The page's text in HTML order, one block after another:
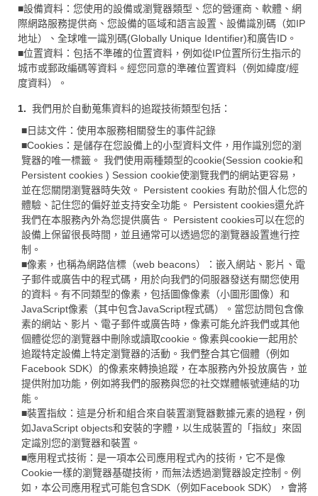
■設備資料：您使用的設備或瀏覽器類型、您的營運商、軟體、網
際網路服務提供商、您設備的區域和語言設置、設備識別碼（如IP
地址）、全球唯一識別碼(Globally Unique Identifier)和廣告ID。
■位置資料：包括不準確的位置資料，例如從IP位置所衍生指示的
城市或郵政編碼等資料。經您同意的準確位置資料（例如緯度/經
度資料）。
我們用於自動蒐集資料的追蹤技術類型包括：
■日誌文件：使用本服務相關發生的事件記錄
■Cookies：是儲存在您設備上的小型資料文件，用作識別您的瀏
覽器的唯一標籤。 我們使用兩種類型的cookie(Session cookie和
Persistent cookies ) Session cookie使瀏覽我們的網站更容易，
並在您關閉瀏覽器時失效。 Persistent cookies 有助於個人化您的
體驗、記住您的偏好並支持安全功能。 Persistent cookies還允許
我們在本服務內外為您提供廣告。 Persistent cookies可以在您的
設備上保留很長時間，並且通常可以透過您的瀏覽器設置進行控
制。
■像素，也稱為網路信標（web beacons）：嵌入網站、影片、電
子郵件或廣告中的程式碼，用於向我們的伺服器發送有關您使用
的資料。有不同類型的像素，包括圖像像素（小圖形圖像）和
JavaScript像素（其中包含JavaScript程式碼）。當您訪問包含像
素的網站、影片、電子郵件或廣告時，像素可能允許我們或其他
個體從您的瀏覽器中刪除或讀取cookie。像素與cookie一起用於
追蹤特定設備上特定瀏覽器的活動。我們整合其它個體（例如
Facebook SDK）的像素來轉換追蹤，在本服務內外投放廣告，並
提供附加功能，例如將我們的服務與您的社交媒體帳號連結的功
能。
■裝置指紋：這是分析和組合來自裝置瀏覽器數據元素的過程，例
如JavaScript objects和安裝的字體，以生成裝置的「指紋」來固
定識別您的瀏覽器和裝置。
■應用程式技術：是一項本公司應用程式內的技術，它不是像
Cookie一樣的瀏覽器基礎技術，而無法透過瀏覽器設定控制。例
如，本公司應用程式可能包含SDK（例如Facebook SDK），會將